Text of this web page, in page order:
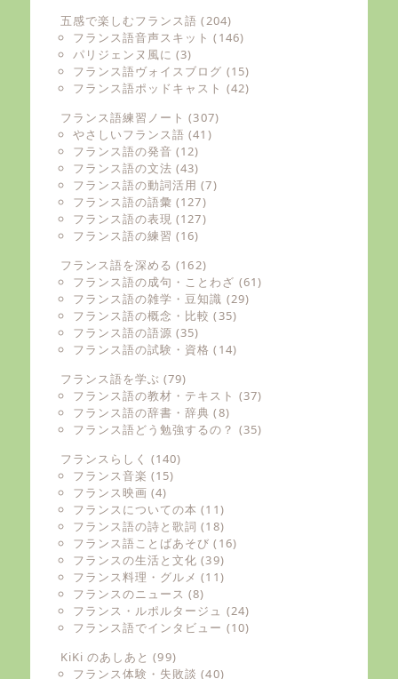
五感で楽しむフランス語 (204)
フランス語音声スキット (146)
パリジェンヌ風に (3)
フランス語ヴォイスブログ (15)
フランス語ポッドキャスト (42)
フランス語練習ノート (307)
やさしいフランス語 (41)
フランス語の発音 (12)
フランス語の文法 (43)
フランス語の動詞活用 (7)
フランス語の語彙 (127)
フランス語の表現 (127)
フランス語の練習 (16)
フランス語を深める (162)
フランス語の成句・ことわざ (61)
フランス語の雑学・豆知識 (29)
フランス語の概念・比較 (35)
フランス語の語源 (35)
フランス語の試験・資格 (14)
フランス語を学ぶ (79)
フランス語の教材・テキスト (37)
フランス語の辞書・辞典 (8)
フランス語どう勉強するの？ (35)
フランスらしく (140)
フランス音楽 (15)
フランス映画 (4)
フランスについての本 (11)
フランス語の詩と歌詞 (18)
フランス語ことばあそび (16)
フランスの生活と文化 (39)
フランス料理・グルメ (11)
フランスのニュース (8)
フランス・ルポルタージュ (24)
フランス語でインタビュー (10)
KiKi のあしあと (99)
フランス体験・失敗談 (40)